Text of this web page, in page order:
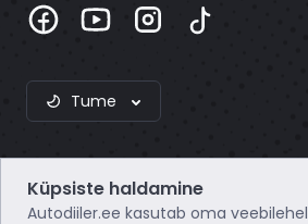
Tume
Küpsiste haldamine
Autodiiler.ee kasutab oma veebilehel